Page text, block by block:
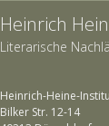
Heinrich
Literarische
Heinrich-Heine-
Bilker Str. 12-14